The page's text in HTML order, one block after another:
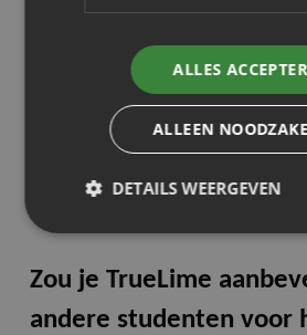
ervaar ik erg positief. Iedereen is
behulpzaam. De eerste week ben
geholpen met alle belangrijke
het product. Daarnaast mag ik
verschillende vergaderingen,
ook goed meegenomen in hun
Zou je TrueLime
andere studenten voor
ALLES
ALLEEN
DETAILS WEERGEVEN